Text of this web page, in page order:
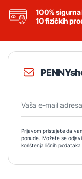
100%
10 fizičkih
Prijavom pristajete da
ponude. Možete se
korištenja ličnih podataka